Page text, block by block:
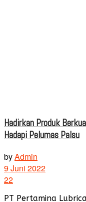
Hadirkan Produk
Hadapi Pelumas Palsu
byAdmin
9 Juni 2022
22
PT Pertamina